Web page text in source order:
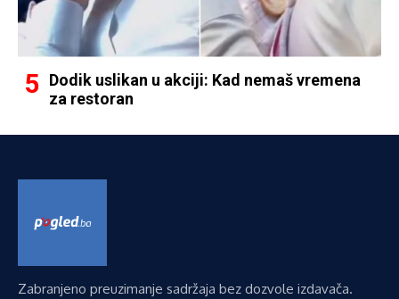
Dodik uslikan u akciji: Kad nemaš vremena
za restoran
Zabranjeno preuzimanje sadržaja bez dozvole izdavača.